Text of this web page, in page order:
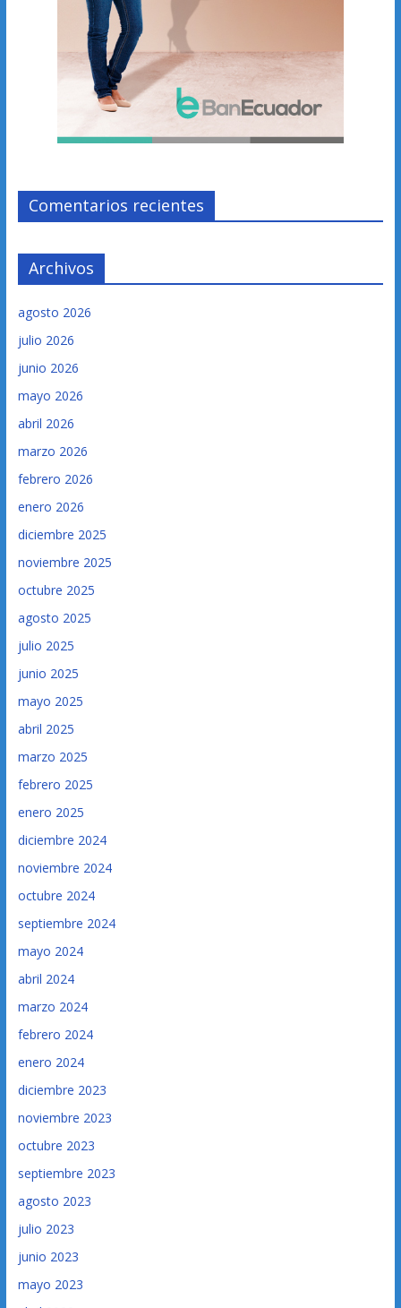
Comentarios recientes
Archivos
agosto 2026
julio 2026
junio 2026
mayo 2026
abril 2026
marzo 2026
febrero 2026
enero 2026
diciembre 2025
noviembre 2025
octubre 2025
agosto 2025
julio 2025
junio 2025
mayo 2025
abril 2025
marzo 2025
febrero 2025
enero 2025
diciembre 2024
noviembre 2024
octubre 2024
septiembre 2024
mayo 2024
abril 2024
marzo 2024
febrero 2024
enero 2024
diciembre 2023
noviembre 2023
octubre 2023
septiembre 2023
agosto 2023
julio 2023
junio 2023
mayo 2023